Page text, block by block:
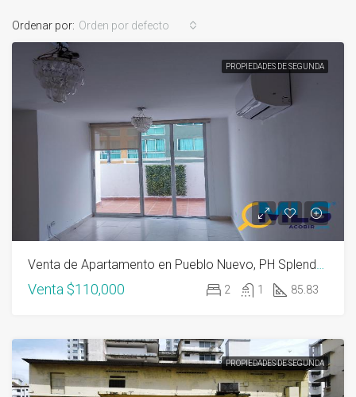
Ordenar por: Orden por defecto
PROPIEDADES DE SEGUNDA
Venta de Apartamento en Pueblo Nuevo, PH Splendor by The Park
Venta $110,000 2 1 85.83
PROPIEDADES DE SEGUNDA